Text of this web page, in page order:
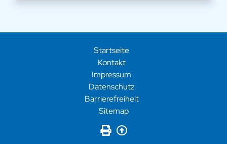
Startseite
Kontakt
Impressum
Datenschutz
Barrierefreiheit
Sitemap
Seite drucken
Zurück nach oben